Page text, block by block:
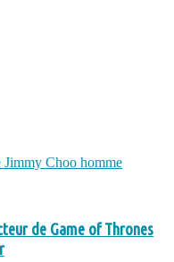
de Game of Thrones